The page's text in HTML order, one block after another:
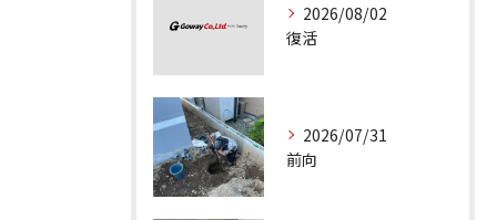
2026/08/02
復活
2026/07/31
前向